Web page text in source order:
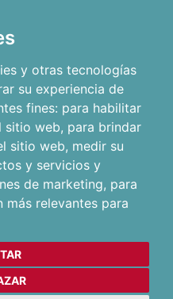
y otras tecnologías
su experiencia de
fines: para habilitar
sitio web, para brindar
sitio web, medir su
y servicios y
de marketing, para
más relevantes para